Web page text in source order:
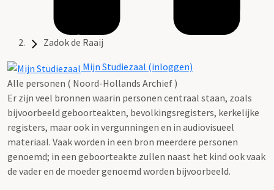
Zadok de Raaij
Mijn Studiezaal (inloggen)
Alle personen ( Noord-Hollands Archief )
Er zijn veel bronnen waarin personen centraal staan, zoals
bijvoorbeeld geboorteakten, bevolkingsregisters, kerkelijke
registers, maar ook in vergunningen en in audiovisueel
materiaal. Vaak worden in een bron meerdere personen
genoemd; in een geboorteakte zullen naast het kind ook vaak
de vader en de moeder genoemd worden bijvoorbeeld.